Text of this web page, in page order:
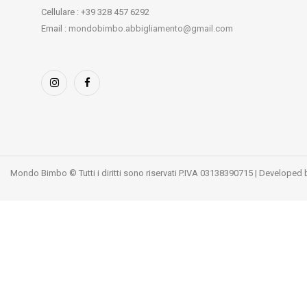
Cellulare : +39 328 457 6292
Email : mondobimbo.abbigliamento@gmail.com
Mondo Bimbo © Tutti i diritti sono riservati P.IVA 03138390715 | Developed